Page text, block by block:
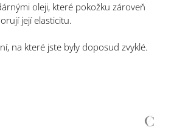
oleji, které pokožku zároveň
její elasticitu.
na které jste byly doposud zvyklé.